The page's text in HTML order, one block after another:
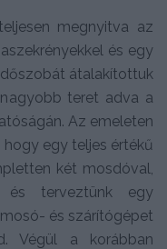
megnyitva az
és egy
átalakítottuk
teret adva a
Az emeleten
egy teljes értékű
két mosdóval,
és terveztünk egy
és szárítógépet
Végül a korábban